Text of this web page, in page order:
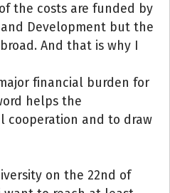
the costs are funded by
Development but the
And that is why I
financial burden for
helps the
cooperation and to draw
on the 22nd of